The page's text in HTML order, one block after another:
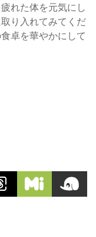
れた体を元気にし
り入れてみてくだ
卓を華やかにして